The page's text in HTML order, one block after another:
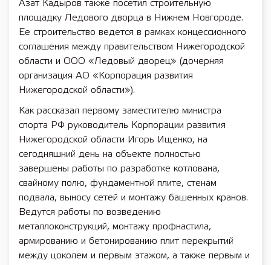
Азат Кадыров также посетил строительную
площадку Ледового дворца в Нижнем Новгороде.
Ее строительство ведется в рамках концессионного
соглашения между правительством Нижегородской
области и ООО «Ледовый дворец» (дочерняя
организация АО «Корпорация развития
Нижегородской области»).
Как рассказал первому заместителю министра
спорта РФ руководитель Корпорации развития
Нижегородской области Игорь Ищенко, на
сегодняшний день на объекте полностью
завершены работы по разработке котлована,
свайному полю, фундаментной плите, стенам
подвала, выносу сетей и монтажу башенных кранов.
Ведутся работы по возведению
металлоконструкций, монтажу профнастила,
армированию и бетонированию плит перекрытий
между цоколем и первым этажом, а также первым и